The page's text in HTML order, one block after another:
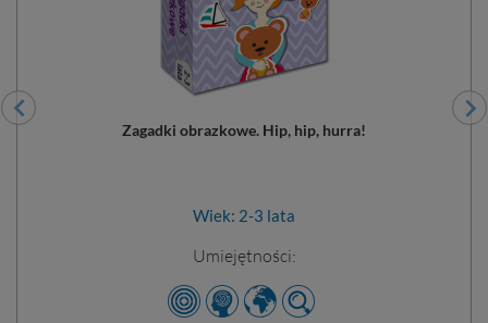
Zagadki obrazkowe. Hip, hip, hurra!
Wiek: 2-3 lata
Umiejętności: